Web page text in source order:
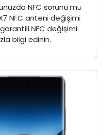
NFC sorunu mu
NFC anteni değişimi
NFC değişimi
bilgi edinin.